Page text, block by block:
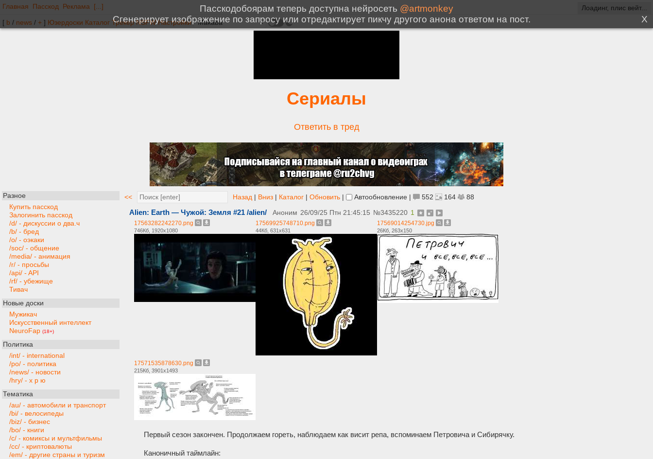
Главная Пасскод Реклама [...]
[ b / news / + ] Юзердоски Каталог Трекер NSFW Настройки
Сериалы
Ответить в тред
Разное
Купить пасскод
Залогинить пасскод
/d/ - дискуссии о два.ч
/b/ - бред
/o/ - оэкаки
/soc/ - общение
/media/ - анимация
/r/ - просьбы
/api/ - API
/rf/ - убежище
Тивач
Новые доски
Мужикач
Искусственный интеллект
NeuroFap (18+)
Политика
/int/ - international
/po/ - политика
/news/ - новости
/hry/ - х р ю
Тематика
/au/ - автомобили и транспорт
/bi/ - велосипеды
/biz/ - бизнес
/bo/ - книги
/c/ - комиксы и мультфильмы
/cc/ - криптовалюты
/em/ - другие страны и туризм
<< Назад | Вниз | Каталог | Обновить | Автообновление | 552 164 88
Alien: Earth — Чужой: Земля #21 /alien/ Аноним 26/09/25 Птн 21:45:15 №3435220 1
17563282242270.png
746Кб, 1920x1080
17569925748710.png
44Кб, 631x631
17569014254730.jpg
26Кб, 263x150
17571535878630.png
215Кб, 3901x1493
Первый сезон закончен. Продолжаем гореть, наблюдаем как висит репа, вспоминаем Петровича и Сибирячку.
Каноничный таймлайн:
Лоадинг, плис вейт...